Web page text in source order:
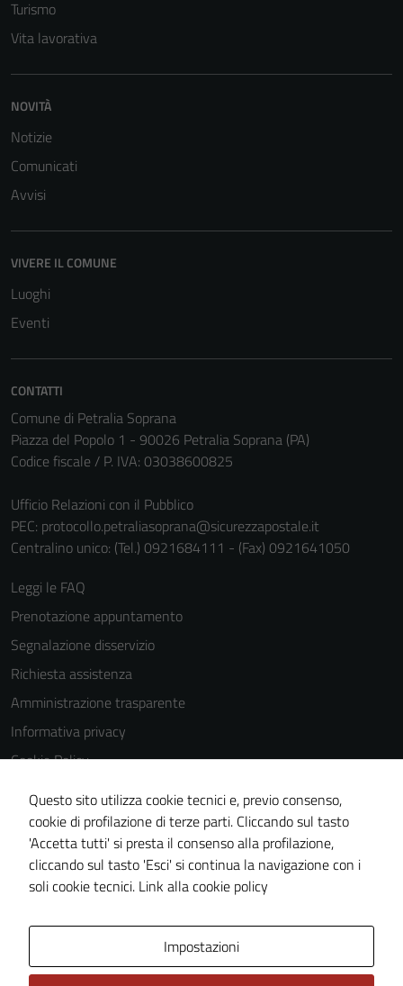
Turismo
Vita lavorativa
NOVITÀ
Notizie
Comunicati
Avvisi
VIVERE IL COMUNE
Luoghi
Eventi
CONTATTI
Comune di Petralia Soprana
Piazza del Popolo 1 - 90026 Petralia Soprana (PA)
Codice fiscale / P. IVA: 03038600825
Ufficio Relazioni con il Pubblico
PEC: protocollo.petraliasoprana@sicurezzapostale.it
Centralino unico: (Tel.) 0921684111 - (Fax) 0921641050
Leggi le FAQ
Prenotazione appuntamento
Segnalazione disservizio
Richiesta assistenza
Amministrazione trasparente
Informativa privacy
Cookie Policy
Note legali
Dichiarazione di accessibilità
Obiettivi di accessiblità
Piano di miglioramento del sito
Questo sito utilizza cookie tecnici e, previo consenso,
cookie di profilazione di terze parti. Cliccando sul tasto
'Accetta tutti' si presta il consenso alla profilazione,
cliccando sul tasto 'Esci' si continua la navigazione con i
soli cookie tecnici. Link alla cookie policy
Impostazioni